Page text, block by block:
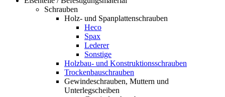
Schrauben
Holz- und Spanplattenschrauben
Heco
Spax
Lederer
Sonstige
Holzbau- und Konstruktionsschrauben
Trockenbauschrauben
Gewindeschrauben, Muttern und
Unterlegscheiben